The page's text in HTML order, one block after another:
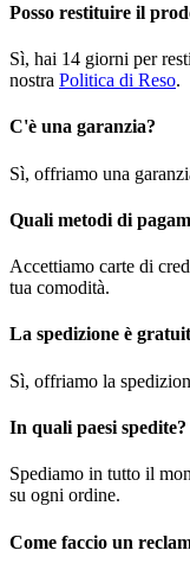
Posso restituire il
Sì, hai 14 giorni per
nostra Politica di Reso.
C'è una garanzia?
Sì, offriamo una
Quali metodi di
Accettiamo carte di
tua comodità.
La spedizione è
Sì, offriamo la
In quali paesi spedite?
Spediamo in tutto il
su ogni ordine.
Come faccio un